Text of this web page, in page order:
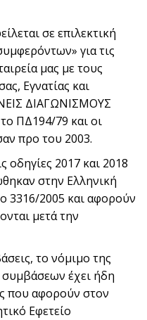
σε επιλεκτική
για τις
μας με τους
Εγνατίας και
ΔΙΑΓΩΝΙΣΜΟΥΣ
ΠΔ194/79 και οι
προ του 2003.
οδηγίες 2017 και 2018
στην Ελληνική
3316/2005 και αφορούν
μετά την
το νόμιμο της
συμβάσεων έχει ήδη
που αφορούν στον
Εφετείο